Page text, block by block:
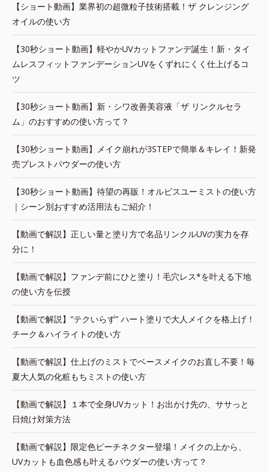
【ショート動画】業界初の超微粒子技術搭載！ザ クレンジング
オイルの使い方
【30秒ショート動画】軽やかUVカットファンデ誕生！新・タイ
ムレスフィットファンデーションUVをくずれにくく仕上げるコ
ツ
【30秒ショート動画】新・シワ改善美容液「ザ リンクルセラ
ム」のおすすめの使い方って？
【30秒ショート動画】メイク崩れが3STEPで簡単＆キレイ！新発
売プレストパウダーの使い方
【30秒ショート動画】待望の再販！オルビスユーミストの使い方
｜シーン別おすすめ活用法もご紹介！
【動画で解説】正しい量と塗り方で名品リンクルUVの実力を存
分に！
【動画で解説】ファンデ前にひと塗り！毛穴レス*を叶える下地
の使い方を伝授
【動画で解説】“テクいらず” ハート塗りで大人メイクを格上げ！
チーク＆ハイライトの使い方
【動画で解説】仕上げのミストでベースメイクのお直し不要！毎
夏大人気の化粧もちミストの使い方
【動画で解説】１本で全身UVカット！お出かけ先の、ササっと
日焼け対策方法
【動画で解説】限定色ピーチネクター登場！メイクの上から、
UVカットも血色感も叶えるパウダーの使い方って？